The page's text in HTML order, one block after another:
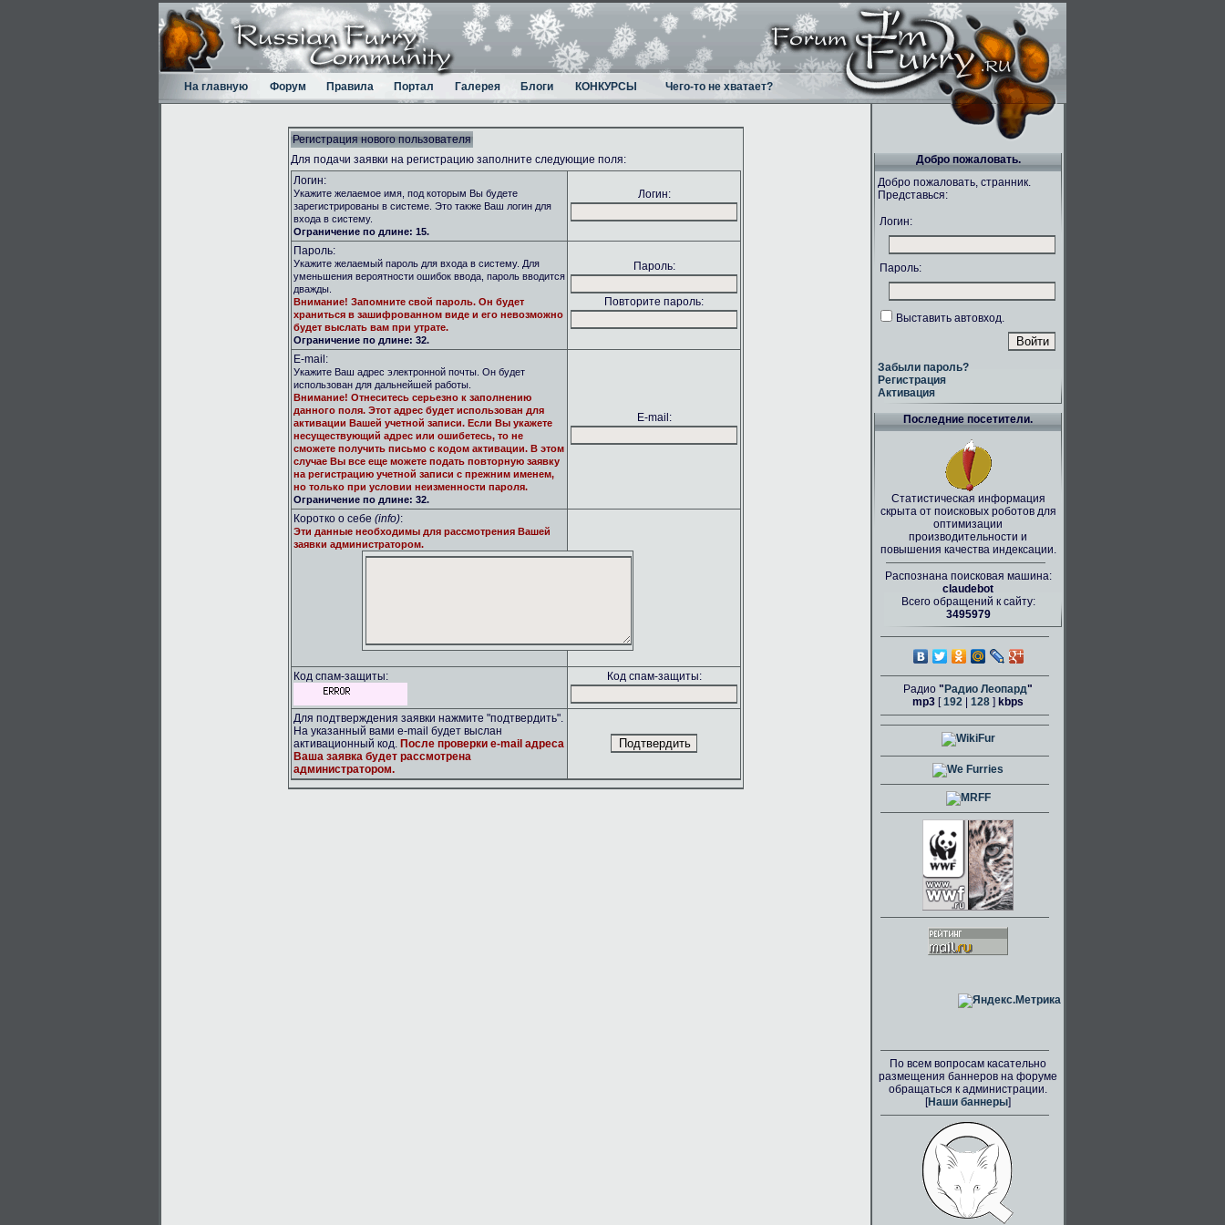
На главную Форум Правила Портал Галерея Блоги КОНКУРСЫ Чего-то не хватает?
Регистрация нового пользователя
Для подачи заявки на регистрацию заполните следующие поля:
Логин:
Укажите желаемое имя, под которым Вы будете
зарегистрированы в системе. Это также Ваш логин для
входа в систему.
Ограничение по длине: 15.
Логин:
Пароль:
Укажите желаемый пароль для входа в систему. Для
уменьшения вероятности ошибок ввода, пароль вводится
дважды.
Внимание! Запомните свой пароль. Он будет
храниться в зашифрованном виде и его невозможно
будет выслать вам при утрате.
Ограничение по длине: 32.
Пароль:
Повторите пароль:
E-mail:
Укажите Ваш адрес электронной почты. Он будет
использован для дальнейшей работы.
Внимание! Отнеситесь серьезно к заполнению
данного поля. Этот адрес будет использован для
активации Вашей учетной записи. Если Вы укажете
несуществующий адрес или ошибетесь, то не
сможете получить письмо с кодом активации. В этом
случае Вы все еще можете подать повторную заявку
на регистрацию учетной записи с прежним именем,
но только при условии неизменности пароля.
Ограничение по длине: 32.
E-mail:
Коротко о себе (info):
Эти данные необходимы для рассмотрения Вашей
заявки администратором.
Код спам-защиты: Код спам-защиты:
Для подтверждения заявки нажмите "подтвердить".
На указанный вами e-mail будет выслан
активационный код. После проверки e-mail адреса
Ваша заявка будет рассмотрена
администратором.
Добро пожаловать.
Добро пожаловать, странник.
Представься:
Логин:
Пароль:
Выставить автовход.
Забыли пароль?
Регистрация
Активация
Последние посетители.
Статистическая информация
скрыта от поисковых роботов для
оптимизации
производительности и
повышения качества индексации.
Распознана поисковая машина:
claudebot
Всего обращений к сайту:
3495979
Радио " Радио Леопард"
mp3 [192 128 ] kbps
По всем вопросам касательно
размещения баннеров на форуме
обращаться к администрации.
[Наши баннеры]